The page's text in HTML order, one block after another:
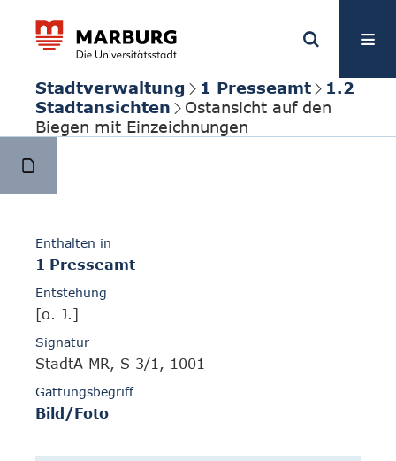
Stadtverwaltung 1 Presseamt
1.2
Stadtansichten
Ostansicht auf den
Biegen mit Einzeichnungen
Enthalten in
1 Presseamt
Entstehung
[o. J.]
Signatur
StadtA MR, S 3/1, 1001
Gattungsbegriff
Bild/Foto